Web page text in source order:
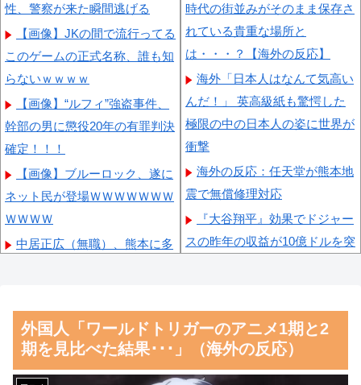
性、警察が来た瞬間逃げる
【画像】JKの間で流行ってる
このゲームの正式名称、誰も知
らないｗｗｗｗ
【画像】“ルフィ”強盗事件、
幹部の男に懲役20年の有罪判決
確定！！！
【画像】ブルーロック、遂に
ネット民が登場ＷＷＷＷＷＷＷ
ＷＷＷＷ
中居正広（無職）、熊本に多
してない」
【朗報】齋藤飛鳥、前屈みで
完全に見えてる動画が拡散され
てしまう…
時代の街並みがそのまま保存さ
れている貴重な場所と
は・・・？【海外の反応】
海外「日本人はなんて気高い
んだ！」 英高級紙も驚愕した
極限の中の日本人の姿に世界が
衝撃
海外の反応：任天堂が熊本地
震で無償修理対応
『大谷翔平』効果でドジャー
スの昨年の収益が10億ドルを突
海外「彼らこそ真のヒーロー
だ！」手術中に大地震が起きた
熊本総合病院の映像を見た海外
の反応
外国人「ワールドトリガーのアニメ1期と2
期を見比べた結果･･･」（海外の反応）